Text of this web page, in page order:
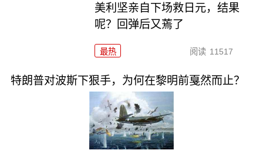
美利坚亲自下场救日元，结果
呢？回弹后又蔫了
最热 阅读 11517
特朗普对波斯下狠手，为何在黎明前戛然而止？